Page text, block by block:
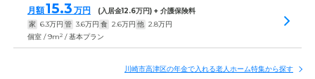
月額15.3 万円 (入居金12.6万円) + 介護保険料
家 6.3万円 管 3.6万円 食 2.6万円 他 2.8万円
個室 / 9m2 / 基本プラン
川崎市高津区の年金で入れる老人ホーム特集から探す